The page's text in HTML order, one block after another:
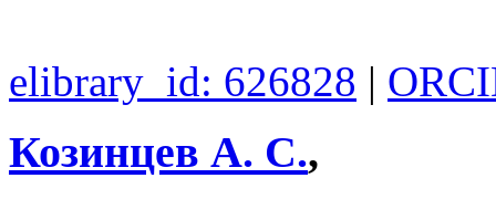
elibrary_id: 626828 |
Козинцев А. С.,